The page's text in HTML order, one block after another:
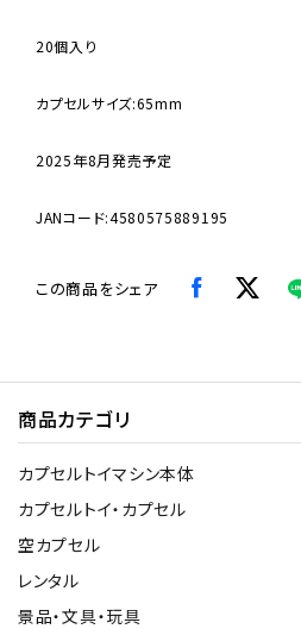
20個入り
カプセルサイズ:65mm
2025年8月発売予定
JANコード:4580575889195
この商品をシェア
商品カテゴリ
カプセルトイマシン本体
カプセルトイ・カプセル
空カプセル
レンタル
景品・文具・玩具